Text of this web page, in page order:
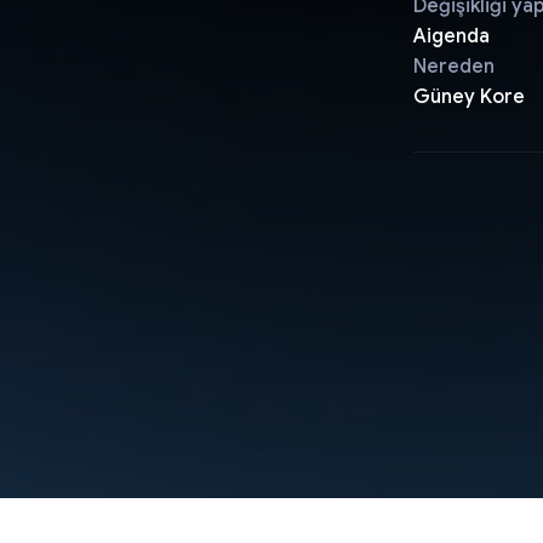
Değişikliği
Aigenda
Nereden
Güney Kore